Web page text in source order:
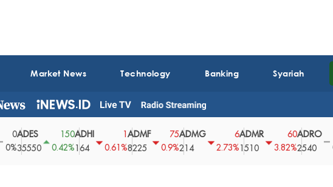
Market News Technology Banking Syariah
ADES
35550
0.42%
ADHI
164
0.61%
ADMF
8225
75
0.9%
ADMG
214
2.73%
ADMR
1510
3.82%
ADRO
2540
0
0%